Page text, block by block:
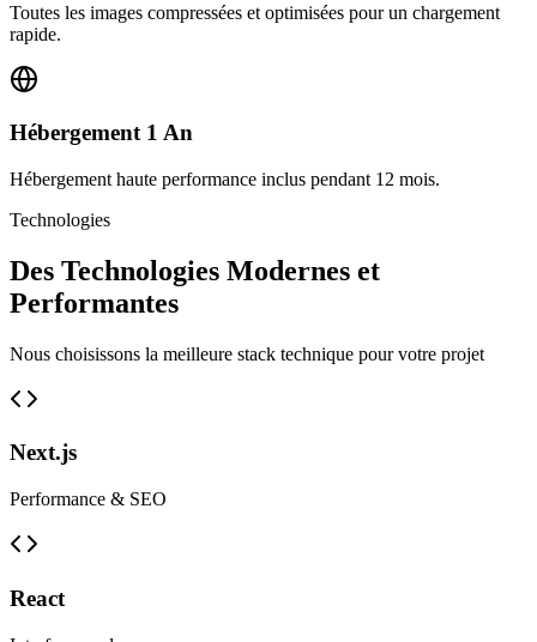
Toutes les images compressées et optimisées pour un chargement
rapide.
Hébergement 1 An
Hébergement haute performance inclus pendant 12 mois.
Technologies
Des Technologies Modernes et
Performantes
Nous choisissons la meilleure stack technique pour votre projet
Next.js
Performance & SEO
React